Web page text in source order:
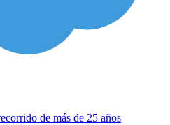
de más de 25 años